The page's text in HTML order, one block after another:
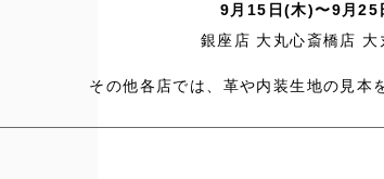
9月15日(木)〜9月25
銀座店 大丸心斎橋店 大
その他各店では、革や内装生地の見本